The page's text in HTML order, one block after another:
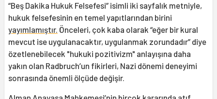
“Beş Dakika Hukuk Felsefesi” isimli iki sayfalık metniyle,
hukuk felsefesinin en temel yapıtlarından birini
yayımlamıştır. Önceleri, çok kaba olarak “eğer bir kural
mevcut ise uygulanacaktır, uygulanmak zorundadır” diye
özetlenebilecek "hukuki pozitivizm" anlayışına daha
yakın olan Radbruch’un fikirleri, Nazi dönemi deneyimi
sonrasında önemli ölçüde değişir.